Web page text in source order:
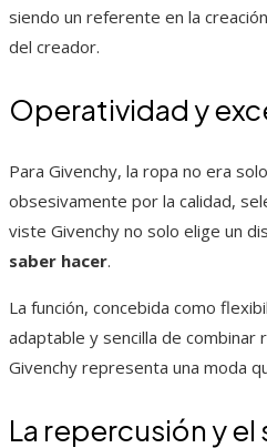
siendo un referente en la
del creador.
Operatividad y
Para Givenchy, la ropa no era
obsesivamente por la calidad,
viste Givenchy no solo elige un
saber hacer.
La función, concebida como
adaptable y sencilla de
Givenchy representa una moda
La repercusión y